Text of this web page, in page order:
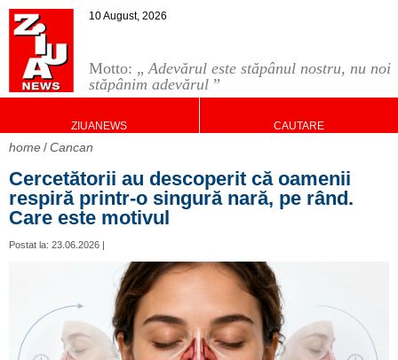
Motto: „Adevărul este stăpânul nostru, nu noi
stăpânim adevărul ”
10 August, 2026
ZIUANEWS CAUTARE
home Cancan
Cercetătorii au descoperit că oamenii
respiră printr-o singură nară, pe rând.
Care este motivul
Postat la: 23.06.2026 |